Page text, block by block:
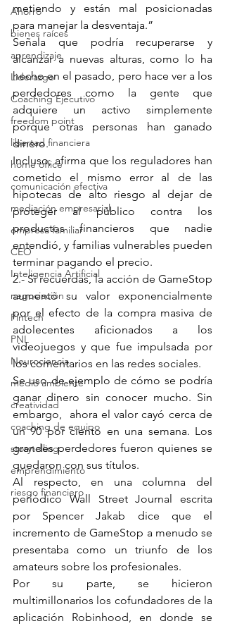
Ahorro
bienes raíces
aprendizaje
Liderazgo
Coaching Ejecutivo
freedom point
libertad financiera
home office
comunicación efectiva
mediación empresarial
empresa familiar
CEO
Inteligencia Artificial
negociación
Fintech
PNL
Neurociencia
medio ambiente
creatividad
coaching de equipo
storytelling
emprendimiento
riesgo financiero
metiendo y están mal posicionadas
para manejar la desventaja.”
Señala que podría recuperarse y
alcanzar a nuevas alturas, como lo ha
hecho en el pasado, pero hace ver a los
perdedores como la gente que
adquiere un activo simplemente
porque otras personas han ganado
dinero.
Incluso, afirma que los reguladores han
cometido el mismo error al de las
hipotecas de alto riesgo al dejar de
proteger al público contra los
productos financieros que nadie
entendió, y familias vulnerables pueden
terminar pagando el precio.
2.- Si recuerdas, la acción de GameStop
aumentó su valor exponencialmente
por el efecto de la compra masiva de
adolecentes aficionados a los
videojuegos y que fue impulsada por
los comentarios en las redes sociales.
Se uso de ejemplo de cómo se podría
ganar dinero sin conocer mucho. Sin
embargo,  ahora el valor cayó cerca de
un 90 por ciento en una semana. Los
grandes perdedores fueron quienes se
quedaron con sus títulos.
Al respecto, en una columna del
periódico Wall Street Journal escrita
por Spencer Jakab dice que el
incremento de GameStop a menudo se
presentaba como un triunfo de los
amateurs sobre los profesionales.
Por su parte, se hicieron
multimillonarios los cofundadores de la
aplicación Robinhood, en donde se